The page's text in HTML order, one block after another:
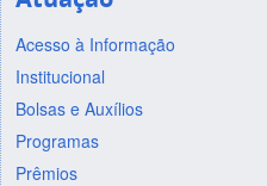
Acesso à Informação
Institucional
Bolsas e Auxílios
Programas
Prêmios